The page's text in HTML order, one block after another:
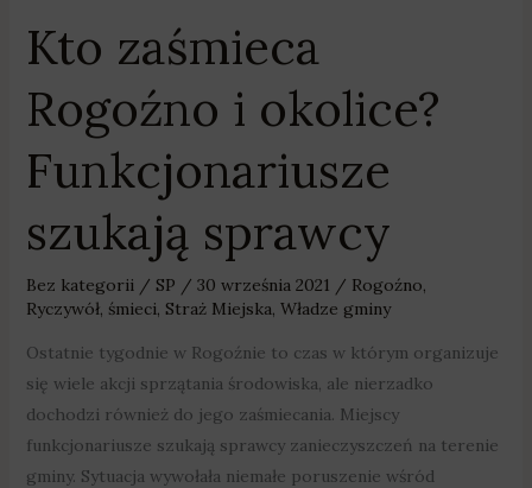
Kto zaśmieca
Rogoźno i okolice?
Funkcjonariusze
szukają sprawcy
Bez kategorii / SP / 30 września 2021 / Rogoźno
Ryczywół, śmieci Straż Miejska Władze gminy
Ostatnie tygodnie w Rogoźnie to czas w którym organizuje
się wiele akcji sprzątania środowiska, ale nierzadko
dochodzi również do jego zaśmiecania. Miejscy
funkcjonariusze szukają sprawcy zanieczyszczeń na terenie
gminy. Sytuacja wywołała niemałe poruszenie wśród